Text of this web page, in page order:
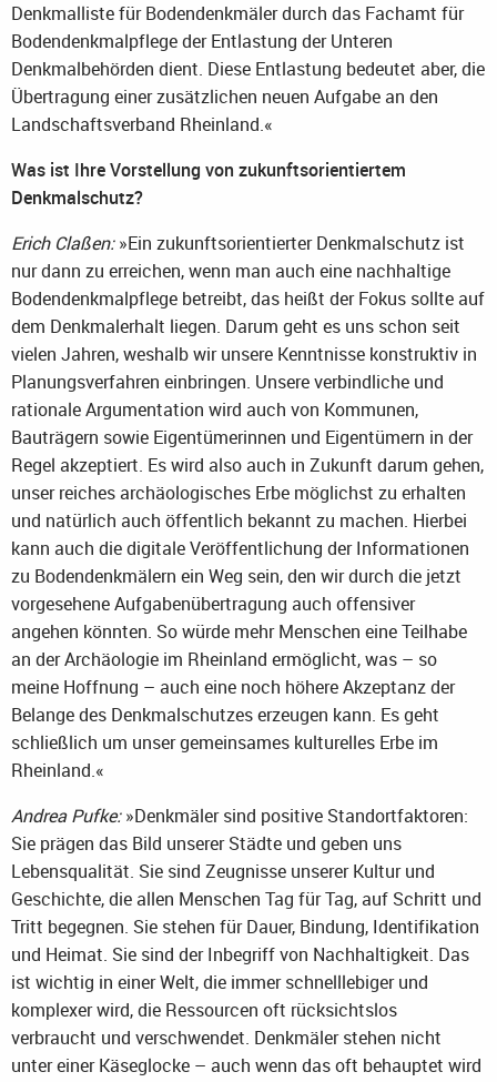
Denkmalliste für Bodendenkmäler durch das Fachamt für
Bodendenkmalpflege der Entlastung der Unteren
Denkmalbehörden dient. Diese Entlastung bedeutet aber, die
Übertragung einer zusätzlichen neuen Aufgabe an den
Landschaftsverband Rheinland.«
Was ist Ihre Vorstellung von zukunftsorientiertem
Denkmalschutz?
Erich Claßen:»Ein zukunftsorientierter Denkmalschutz ist
nur dann zu erreichen, wenn man auch eine nachhaltige
Bodendenkmalpflege betreibt, das heißt der Fokus sollte auf
dem Denkmalerhalt liegen. Darum geht es uns schon seit
vielen Jahren, weshalb wir unsere Kenntnisse konstruktiv in
Planungsverfahren einbringen. Unsere verbindliche und
rationale Argumentation wird auch von Kommunen,
Bauträgern sowie Eigentümerinnen und Eigentümern in der
Regel akzeptiert. Es wird also auch in Zukunft darum gehen,
unser reiches archäologisches Erbe möglichst zu erhalten
und natürlich auch öffentlich bekannt zu machen. Hierbei
kann auch die digitale Veröffentlichung der Informationen
zu Bodendenkmälern ein Weg sein, den wir durch die jetzt
vorgesehene Aufgabenübertragung auch offensiver
angehen könnten. So würde mehr Menschen eine Teilhabe
an der Archäologie im Rheinland ermöglicht, was – so
meine Hoffnung – auch eine noch höhere Akzeptanz der
Belange des Denkmalschutzes erzeugen kann. Es geht
schließlich um unser gemeinsames kulturelles Erbe im
Rheinland.«
Andrea Pufke:»Denkmäler sind positive Standortfaktoren:
Sie prägen das Bild unserer Städte und geben uns
Lebensqualität. Sie sind Zeugnisse unserer Kultur und
Geschichte, die allen Menschen Tag für Tag, auf Schritt und
Tritt begegnen. Sie stehen für Dauer, Bindung, Identifikation
und Heimat. Sie sind der Inbegriff von Nachhaltigkeit. Das
ist wichtig in einer Welt, die immer schnelllebiger und
komplexer wird, die Ressourcen oft rücksichtslos
verbraucht und verschwendet. Denkmäler stehen nicht
unter einer Käseglocke – auch wenn das oft behauptet wird